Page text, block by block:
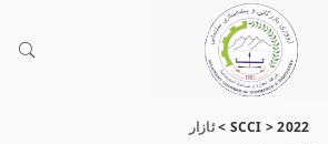
SCCI >2022
>ئازار